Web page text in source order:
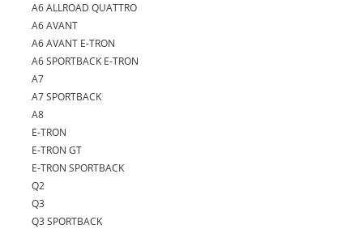
A6 ALLROAD QUATTRO
A6 AVANT
A6 AVANT E-TRON
A6 SPORTBACK E-TRON
A7
A7 SPORTBACK
A8
E-TRON
E-TRON GT
E-TRON SPORTBACK
Q2
Q3
Q3 SPORTBACK